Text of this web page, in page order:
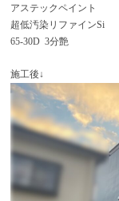
アステックペイント
超低汚染リファインSi
65-30D 3分艶
施工後↓